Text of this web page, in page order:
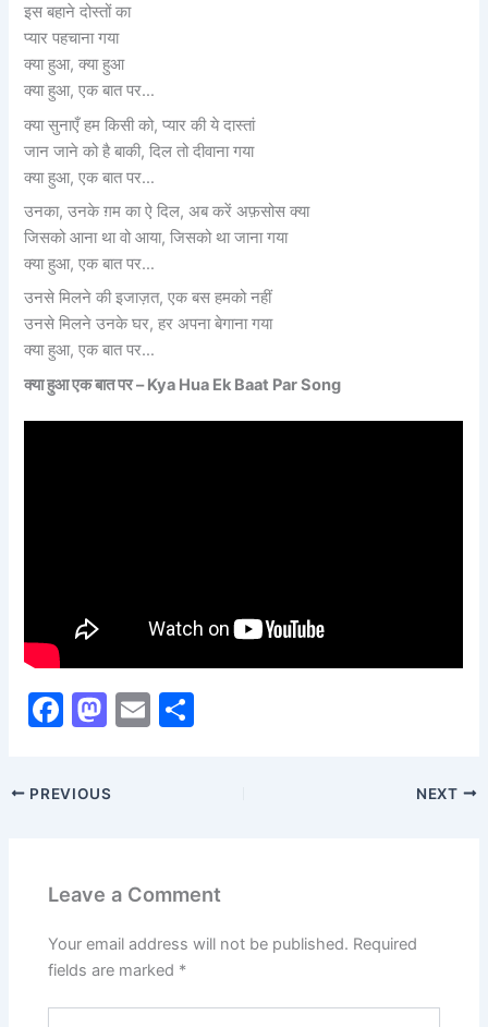
इस बहाने दोस्तों का
प्यार पहचाना गया
क्या हुआ, क्या हुआ
क्या हुआ, एक बात पर…
क्या सुनाएँ हम किसी को, प्यार की ये दास्तां
जान जाने को है बाकी, दिल तो दीवाना गया
क्या हुआ, एक बात पर…
उनका, उनके ग़म का ऐ दिल, अब करें अफ़सोस क्या
जिसको आना था वो आया, जिसको था जाना गया
क्या हुआ, एक बात पर…
उनसे मिलने की इजाज़त, एक बस हमको नहीं
उनसे मिलने उनके घर, हर अपना बेगाना गया
क्या हुआ, एक बात पर…
क्या हुआ एक बात पर –Kya Hua Ek Baat Par Song
F
c
e
o
k
M
st
o
o
E
PREVIOUS NEXT
Leave a Comment
Your email address will not be published. Required
fields are marked *